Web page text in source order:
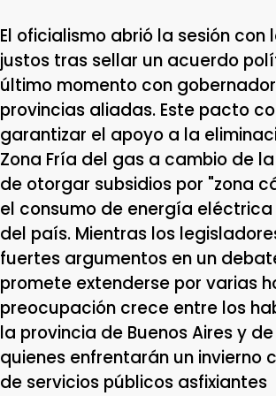
El oficialismo abrió la sesión con
justos tras sellar un acuerdo
último momento con
provincias aliadas. Este pacto
garantizar el apoyo a la
Zona Fría del gas a cambio de
de otorgar subsidios por "zona
el consumo de energía
del país. Mientras los
fuertes argumentos en un
promete extenderse por varias
preocupación crece entre los
la provincia de Buenos Aires y
quienes enfrentarán un invierno
de servicios públicos asfixiantes